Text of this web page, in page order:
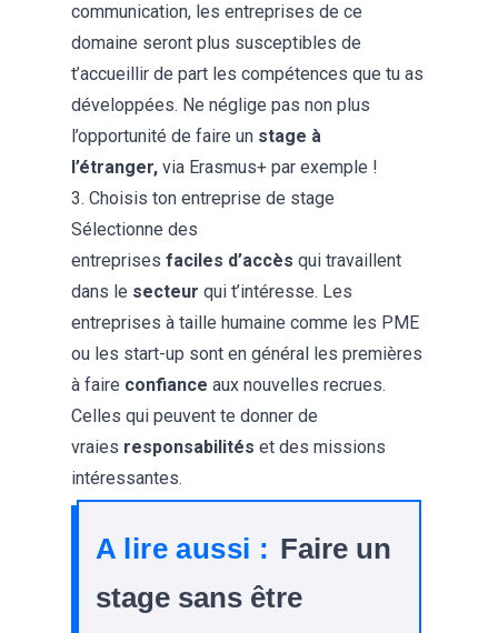
communication, les entreprises de ce
domaine seront plus susceptibles de
t’accueillir de part les compétences que tu as
développées. Ne néglige pas non plus
l’opportunité de faire un stage à
l’étranger, via Erasmus+ par exemple !
3. Choisis ton entreprise de stage
Sélectionne des
entreprises faciles d’accès qui travaillent
dans le secteur qui t’intéresse. Les
entreprises à taille humaine comme les PME
ou les start-up sont en général les premières
à faire confiance aux nouvelles recrues.
Celles qui peuvent te donner de
vraies responsabilités et des missions
intéressantes.
A lire aussi : Faire un
stage sans être